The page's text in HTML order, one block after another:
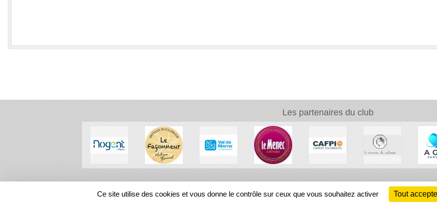
Les partenaires du club
REGIONS
Ce site utilise des cookies et vous donne le contrôle sur ceux que vous souhaitez activer Tout